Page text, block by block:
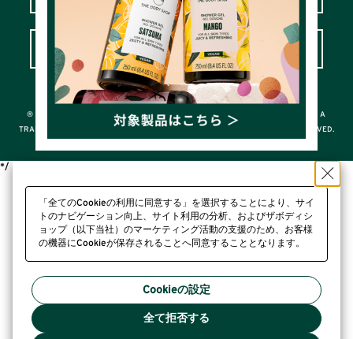
よくあるご質問＆お問い合わせ
© THE BODY SHOP INTERNATIONAL LIMITED
® A REGISTERED TRADEMARK OF THE BODY SHOP INTERNATIONAL LIMITED; A
TRADEMARK OF THE BODY SHOP INTERNATIONAL LIMITED ALL RIGHTS RESERVED.
「全てのCookieの利用に同意する」を選択することにより、サイ
トのナビゲーション向上、サイト利用の分析、およびザボディシ
ョップ（以下当社）のマーケティング活動の支援のため、お客様
の機器にCookieが保存されることへ同意することとなります。
Cookieの設定
全て拒否する
*/